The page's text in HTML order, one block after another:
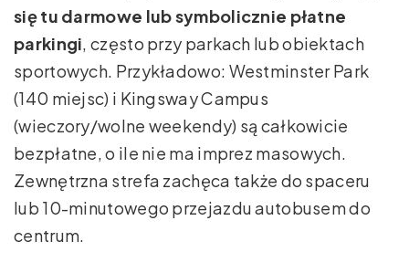
się tu darmowe lub symbolicznie płatne
parkingi , często przy parkach lub obiektach
sportowych. Przykładowo: Westminster Park
(140 miejsc) i Kingsway Campus
(wieczory/wolne weekendy) są całkowicie
bezpłatne, o ile nie ma imprez masowych.
Zewnętrzna strefa zachęca także do spaceru
lub 10-minutowego przejazdu autobusem do
centrum.